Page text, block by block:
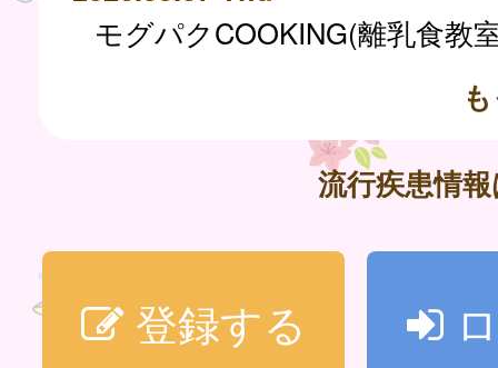
モグパクCOOKING(離乳食
流行疾患情
登録する